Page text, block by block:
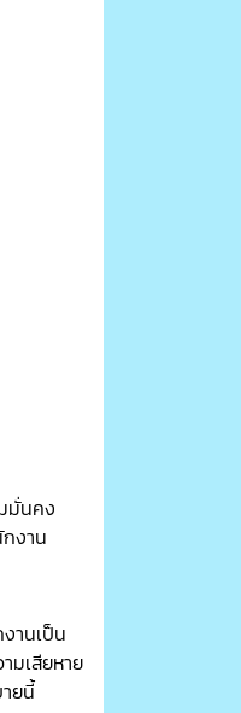
มั่นคง
งาน
านเป็น
มเสียหาย
ยนี้